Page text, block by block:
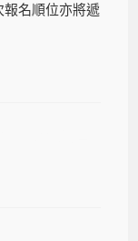
報名順位亦將遞